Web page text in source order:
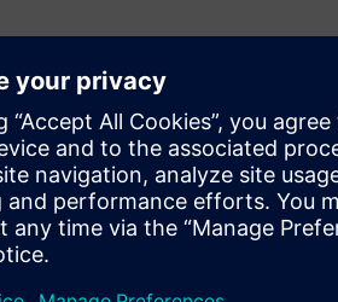
Рух
Service